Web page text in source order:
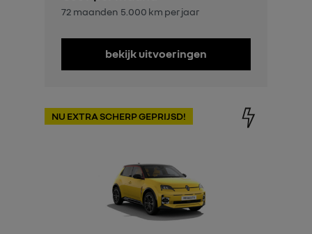
72 maanden 5.000 km per jaar
bekijk uitvoeringen
NU EXTRA SCHERP GEPRIJSD!